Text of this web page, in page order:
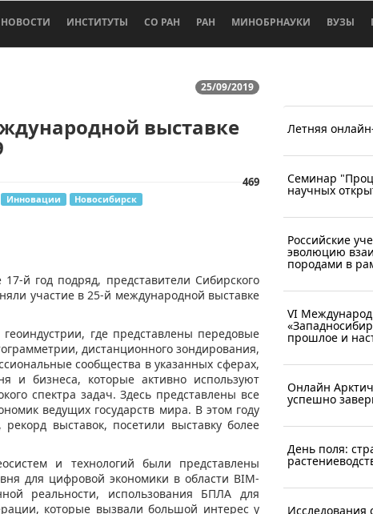
НОВОСТИ ИНСТИТУТЫ СО РАН РАН МИНОБРНАУКИ ВУЗЫ
25/09/2019
выставке
469
Инновации Новосибирск
й год подряд, представители Сибирского
участие в 25-й международной выставке
где представлены передовые
дистанционного зондирования,
сообщества в указанных сферах,
и бизнеса, которые активно используют
спектра задач. Здесь представлены все
ведущих государств мира. В этом году
выставок, посетили выставку более
и технологий были представлены
для цифровой экономики в области BIM-
реальности, использования БПЛА для
которые вызвали большой интерес у
Летняя
Семинар
научных
Российские
эволюцию
породами в
VI
прошлое и
Онлайн
успешно
День поля:
Исследования